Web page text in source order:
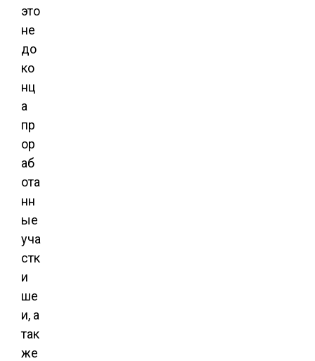
это
не
до
ко
нц
а
пр
ор
аб
ота
нн
ые
уча
стк
и
ше
и, а
так
же